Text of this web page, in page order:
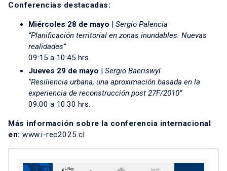
Conferencias destacadas:
Miércoles 28 de mayo | Sergio Palencia
“Planificación territorial en zonas inundables. Nuevas
realidades”
09:15 a 10:45 hrs.
Jueves 29 de mayo | Sergio Baeriswyl
“Resiliencia urbana, una aproximación basada en la
experiencia de reconstrucción post 27F/2010”
09:00 a 10:30 hrs.
Más información sobre la conferencia internacional
en: www.i-rec2025.cl